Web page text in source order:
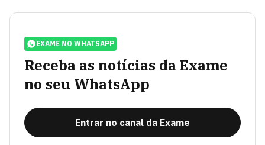
EXAME NO WHATSAPP
Receba as notícias da Exame
no seu WhatsApp
Entrar no canal da Exame